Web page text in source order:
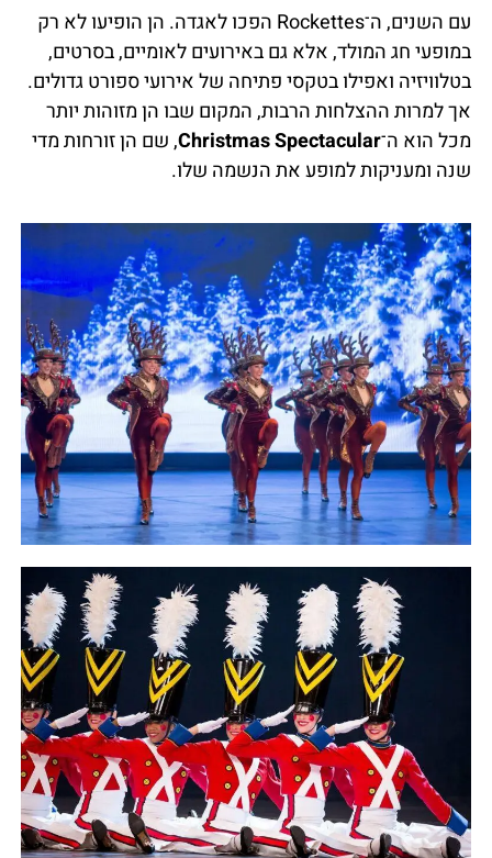
עם השנים, ה־Rockettes הפכו לאגדה. הן הופיעו לא רק
במופעי חג המולד, אלא גם באירועים לאומיים, בסרטים,
בטלוויזיה ואפילו בטקסי פתיחה של אירועי ספורט גדולים.
אך למרות ההצלחות הרבות, המקום שבו הן מזוהות יותר
מכל הוא ה־Christmas Spectacular, שם הן זורחות מדי
שנה ומעניקות למופע את הנשמה שלו.